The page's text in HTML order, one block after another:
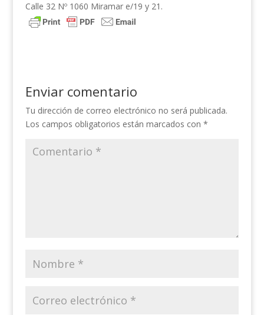
Calle 32 Nº 1060 Miramar e/19 y 21.
Enviar comentario
Tu dirección de correo electrónico no será publicada.
Los campos obligatorios están marcados con *